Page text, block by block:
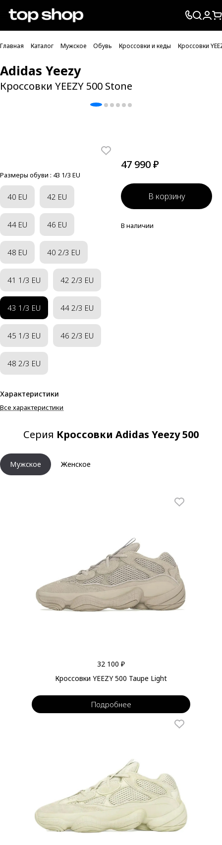
Проверка хлебных крошек
Главная Каталог Мужское Обувь Кроссовки и кеды Кроссовки
Adidas Yeezy
Кроссовки YEEZY 500 Stone
Размеры обуви : 43 1/3 EU
40 EU 42 EU
44 EU 46 EU
48 EU 40 2/3 EU
41 1/3 EU 42 2/3 EU
43 1/3 EU 44 2/3 EU
45 1/3 EU 46 2/3 EU
48 2/3 EU
Характеристики
Все характеристики
47 990 ₽
В корзину
В наличии
Серия Кроссовки Adidas Yeezy 500
Мужское Женское
32 100 ₽
Кроссовки YEEZY 500 Taupe Light
Подробнее